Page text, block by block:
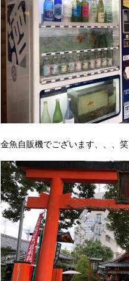
金魚自販機でございます、、、笑